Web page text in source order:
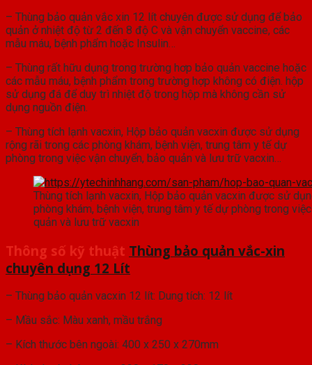
– Thùng bảo quản vắc xin 12 lít chuyên được sử dụng để bảo
quản ở nhiệt độ từ 2 đến 8 độ C và vận chuyển vaccine, các
mẫu máu, bệnh phẩm hoặc Insulin…
– Thùng rất hữu dụng trong trường hơp bảo quản vaccine hoặc
các mẫu máu, bệnh phẩm trong trường hợp không có điện. hộp
sử dụng đá để duy trì nhiệt độ trong hộp mà không cần sử
dụng nguồn điện.
– Thùng tích lạnh vacxin, Hộp bảo quản vacxin được sử dụng
rộng rãi trong các phòng khám, bệnh viện, trung tâm y tế dự
phòng trong việc vận chuyển, bảo quản và lưu trữ vacxin…
Thùng tích lạnh vacxin, Hộp bảo quản vacxin được sử
phòng khám, bệnh viện, trung tâm y tế dự phòng trong
quản và lưu trữ vacxin
Thông số kỹ thuật Thùng bảo quản vắc-xin
chuyên dụng 12 Lít
– Thùng bảo quản vacxin 12 lít: Dung tích: 12 lít
– Mầu sắc: Màu xanh, mầu trắng
– Kích thước bên ngoài: 400 x 250 x 270mm